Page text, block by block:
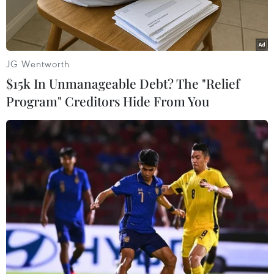
Em N.H.L (áo đen) khai nhận sự việc tại cơ quan công an. (Ảnh
TTXVN phát)
Công an tỉnh Lâm Đồng vừa triệu tập 4 học sinh
lớp 10 ở thành phố Bảo Lộc để làm rõ việc làm
giả văn bản của Chủ tịch Ủy ban Nhân dân tỉnh
JG Wentworth
$15k In Unmanageable Debt? The "Relief
Program" Creditors Hide From You